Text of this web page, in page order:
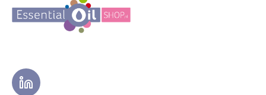
linkedin